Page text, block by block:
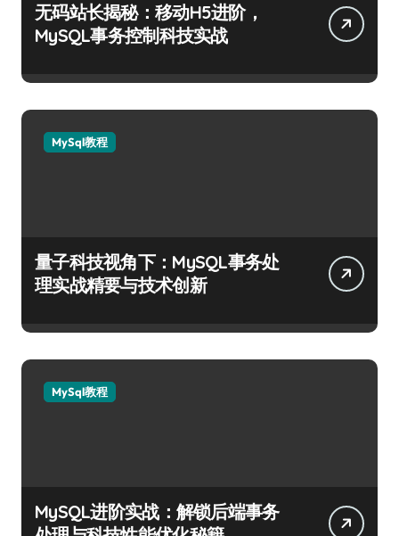
无码站长揭秘：移动H5进阶，
MySQL事务控制科技实战
MySql教程
量子科技视角下：MySQL事务处
理实战精要与技术创新
MySql教程
MySQL进阶实战：解锁后端事务